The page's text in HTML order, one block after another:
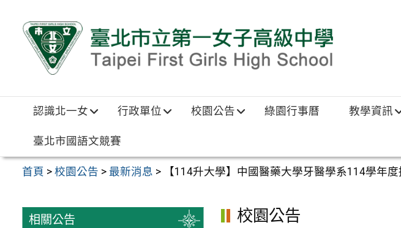
認識北一女 行政單位 校園公告 綠園行事曆 教學資訊
臺北市國語文競賽
首頁 >校園公告 > 最新消息 > 【114升大學】中國醫藥大學牙醫學系114學年
相關公告 校園公告